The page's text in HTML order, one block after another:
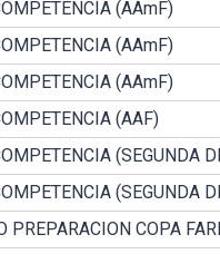
(AAmF)
(AAmF)
(AAmF)
(AAF)
(SEGUNDA
(SEGUNDA
PREPARACION COPA